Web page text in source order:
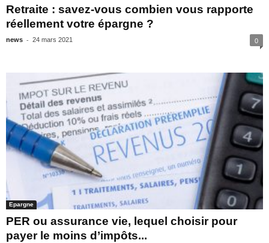
Retraite : savez-vous combien vous rapporte
réellement votre épargne ?
news - 24 mars 2021 0
Epargne
PER ou assurance vie, lequel choisir pour
payer le moins d’impôts...